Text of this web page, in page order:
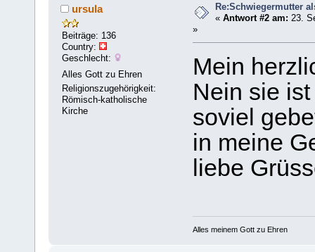
ursula
Beiträge: 136
Country:
Geschlecht:
Alles Gott zu Ehren
Religionszugehörigkeit:
Römisch-katholische
Kirche
Re:Schwiegermutter
«Antwort #2 am: 23.
»
Mein
Nein sie
soviel
in meine
liebe
Alles meinem Gott zu Ehren